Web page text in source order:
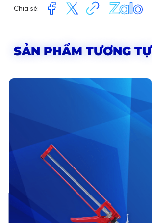
Chia sẻ:
SẢN PHẨM TƯƠNG TỰ